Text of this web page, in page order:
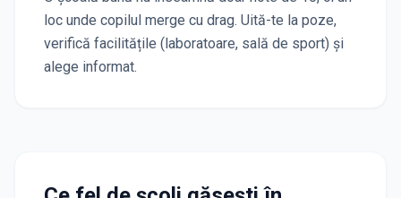
loc unde copilul merge cu drag. Uită-te la poze,
verifică facilitățile (laboratoare, sală de sport) și
alege informat.